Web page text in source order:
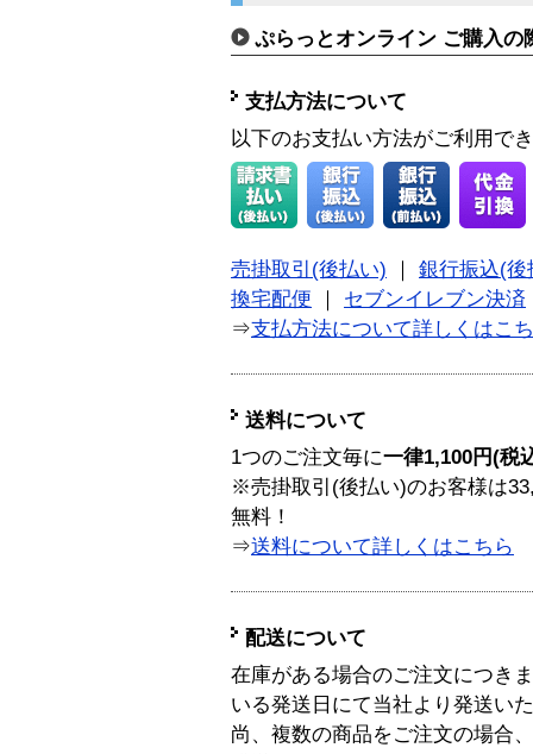
ぷらっとオンライン ご購入の
支払方法について
以下のお支払い方法がご利用で
売掛取引(後払い)
銀行振込(後
換宅配便
セブンイレブン決済
⇒支払方法について詳しくはこ
送料について
1つのご注文毎に一律1,100円(税
※売掛取引(後払い)のお客様は
無料！
⇒送料について詳しくはこちら
配送について
在庫がある場合のご注文につき
いる発送日にて当社より発送い
尚、複数の商品をご注文の場合